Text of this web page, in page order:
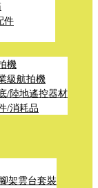
件
機
級航拍機
/陸地遙控器材
/消耗品
架雲台套裝